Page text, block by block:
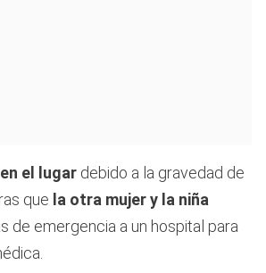
el lugar debido a la gravedad de
que la otra mujer y la niña
de emergencia a un hospital para